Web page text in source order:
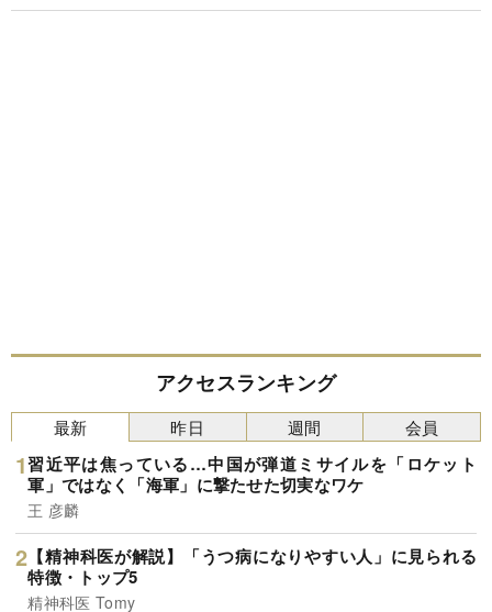
アクセスランキング
最新
習近平は焦っている…中国が弾道ミサイルを「ロケット
軍」ではなく「海軍」に撃たせた切実なワケ
王 彦麟
【精神科医が解説】「うつ病になりやすい人」に見られる
特徴・トップ5
精神科医 Tomy
昨日 週間 会員